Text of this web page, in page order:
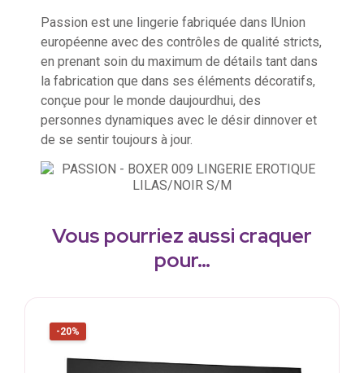
Passion est une lingerie fabriquée dans lUnion
européenne avec des contrôles de qualité stricts,
en prenant soin du maximum de détails tant dans
la fabrication que dans ses éléments décoratifs,
conçue pour le monde daujourdhui, des
personnes dynamiques avec le désir dinnover et
de se sentir toujours à jour.
Vous pourriez aussi craquer
pour…
-20%